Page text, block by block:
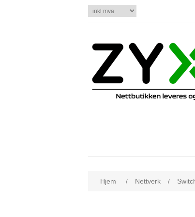
Hjem / Nettverk /